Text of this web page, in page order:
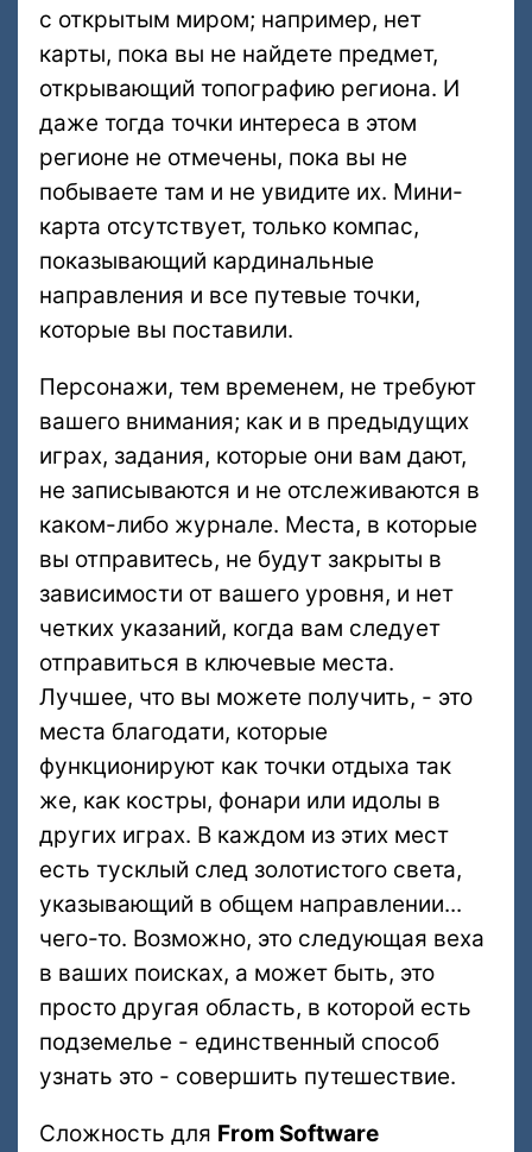
с открытым миром; например, нет
карты, пока вы не найдете предмет,
открывающий топографию региона. И
даже тогда точки интереса в этом
регионе не отмечены, пока вы не
побываете там и не увидите их. Мини-
карта отсутствует, только компас,
показывающий кардинальные
направления и все путевые точки,
которые вы поставили.
Персонажи, тем временем, не требуют
вашего внимания; как и в предыдущих
играх, задания, которые они вам дают,
не записываются и не отслеживаются в
каком-либо журнале. Места, в которые
вы отправитесь, не будут закрыты в
зависимости от вашего уровня, и нет
четких указаний, когда вам следует
отправиться в ключевые места.
Лучшее, что вы можете получить, - это
места благодати, которые
функционируют как точки отдыха так
же, как костры, фонари или идолы в
других играх. В каждом из этих мест
есть тусклый след золотистого света,
указывающий в общем направлении...
чего-то. Возможно, это следующая веха
в ваших поисках, а может быть, это
просто другая область, в которой есть
подземелье - единственный способ
узнать это - совершить путешествие.
Сложность для From Software